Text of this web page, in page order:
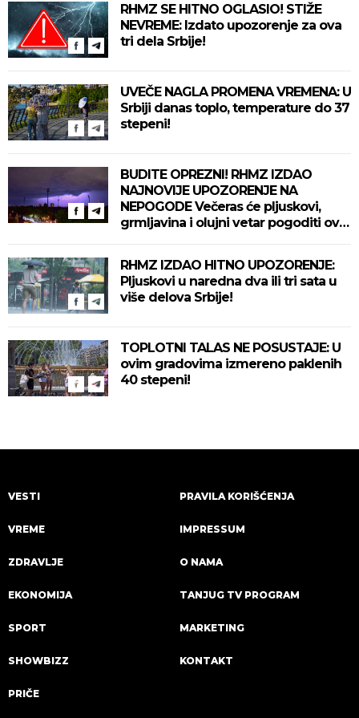
RHMZ SE HITNO OGLASIO! STIŽE
NEVREME: Izdato upozorenje za ova
tri dela Srbije!
UVEČE NAGLA PROMENA VREMENA: U
Srbiji danas toplo, temperature do 37
stepeni!
BUDITE OPREZNI! RHMZ IZDAO
NAJNOVIJE UPOZORENJE NA
NEPOGODE Večeras će pljuskovi,
grmljavina i olujni vetar pogoditi ove
RHMZ IZDAO HITNO UPOZORENJE:
Pljuskovi u naredna dva ili tri sata u
više delova Srbije!
TOPLOTNI TALAS NE POSUSTAJE: U
ovim gradovima izmereno paklenih
40 stepeni!
VESTI
VREME
ZDRAVLJE
EKONOMIJA
SPORT
SHOWBIZZ
PRIČE
PRAVILA KORIŠĆENJA
IMPRESSUM
O NAMA
TANJUG TV PROGRAM
MARKETING
KONTAKT